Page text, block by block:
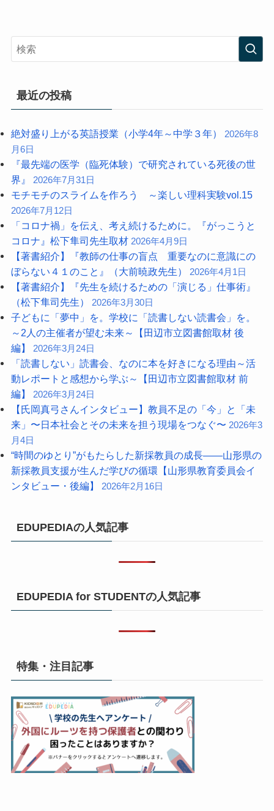
最近の投稿
絶対盛り上がる英語授業（小学4年～中学３年）
2026年8
月6日
『最先端の医学（臨死体験）で研究されている死後の世
界』
2026年7月31日
モチモチのスライムを作ろう ～楽しい理科実験vol.15
2026年7月12日
「コロナ禍」を伝え、考え続けるために。『がっこうと
コロナ』松下隼司先生取材 2026年4月9日
【著書紹介】『教師の仕事の盲点 重要なのに意識にの
ぼらない４１のこと』（大前暁政先生）
2026年4月1日
【著書紹介】『先生を続けるための「演じる」仕事術』
（松下隼司先生）
2026年3月30日
子どもに「夢中」を。学校に「読書しない読書会」を。
～2人の主催者が望む未来～【田辺市立図書館取材 後
編】
2026年3月24日
「読書しない」読書会、なのに本を好きになる理由～活
動レポートと感想から学ぶ～【田辺市立図書館取材 前
編】
2026年3月24日
【氏岡真弓さんインタビュー】教員不足の「今」と「未
来」〜日本社会とその未来を担う現場をつなぐ〜 2026年3
月4日
“時間のゆとり”がもたらした新採教員の成長――山形県の
新採教員支援が生んだ学びの循環【山形県教育委員会イ
ンタビュー・後編】
2026年2月16日
EDUPEDIAの人気記事
EDUPEDIA for STUDENTの人気記事
特集・注目記事